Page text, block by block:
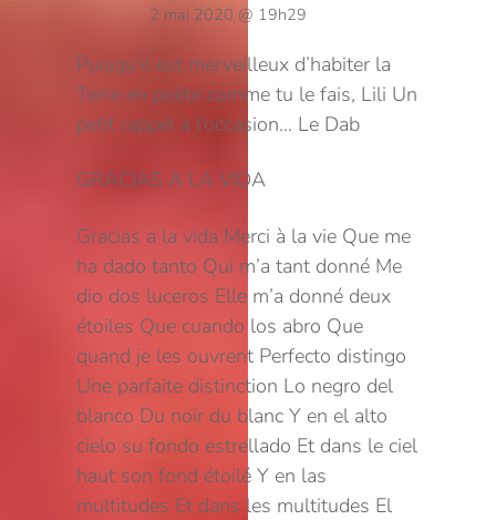
2 mai 2020 @ 19h29
Puisqu’il est merveilleux d’habiter la
Terre en poète comme tu le fais, Lili Un
petit rappel à l’occasion… Le Dab
GRACIAS A LA VIDA
Gracias a la vida Merci à la vie Que me
ha dado tanto Qui m’a tant donné Me
dio dos luceros Elle m’a donné deux
étoiles Que cuando los abro Que
quand je les ouvrent Perfecto distingo
Une parfaite distinction Lo negro del
blanco Du noir du blanc Y en el alto
cielo su fondo estrellado Et dans le ciel
haut son fond étoilé Y en las
multitudes Et dans les multitudes El